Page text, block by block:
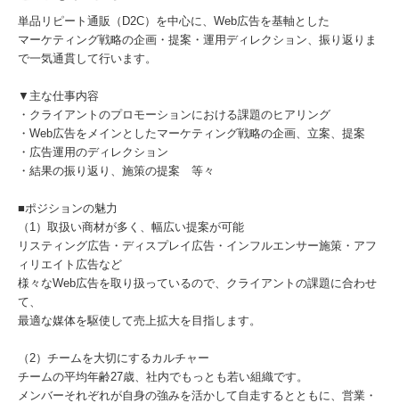
単品リピート通販（D2C）を中心に、Web広告を基軸とした
マーケティング戦略の企画・提案・運用ディレクション、振り返りま
で一気通貫して行います。
▼主な仕事内容
・クライアントのプロモーションにおける課題のヒアリング
・Web広告をメインとしたマーケティング戦略の企画、立案、提案
・広告運用のディレクション
・結果の振り返り、施策の提案 等々
■ポジションの魅力
（1）取扱い商材が多く、幅広い提案が可能
リスティング広告・ディスプレイ広告・インフルエンサー施策・アフ
ィリエイト広告など
様々なWeb広告を取り扱っているので、クライアントの課題に合わせ
て、
最適な媒体を駆使して売上拡大を目指します。
（2）チームを大切にするカルチャー
チームの平均年齢27歳、社内でもっとも若い組織です。
メンバーそれぞれが自身の強みを活かして自走するとともに、営業・